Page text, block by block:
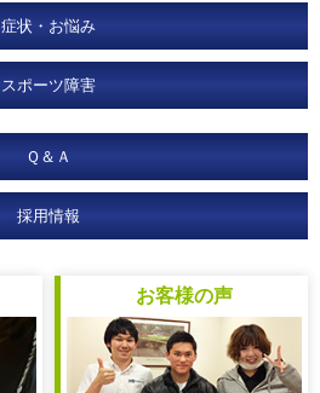
症状・お悩み
スポーツ障害
Ｑ＆Ａ
採用情報
お客様の声